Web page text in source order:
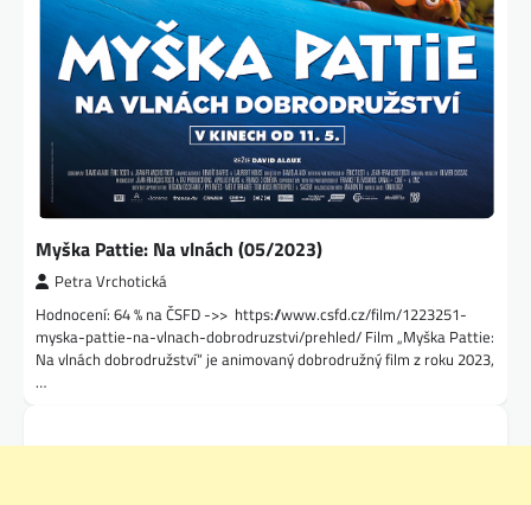
Myška Pattie: Na vlnách (05/2023)
Petra Vrchotická
Hodnocení: 64 % na ČSFD ->> https://www.csfd.cz/film/1223251-
myska-pattie-na-vlnach-dobrodruzstvi/prehled/ Film „Myška Pattie:
Na vlnách dobrodružství“ je animovaný dobrodružný film z roku 2023,
…